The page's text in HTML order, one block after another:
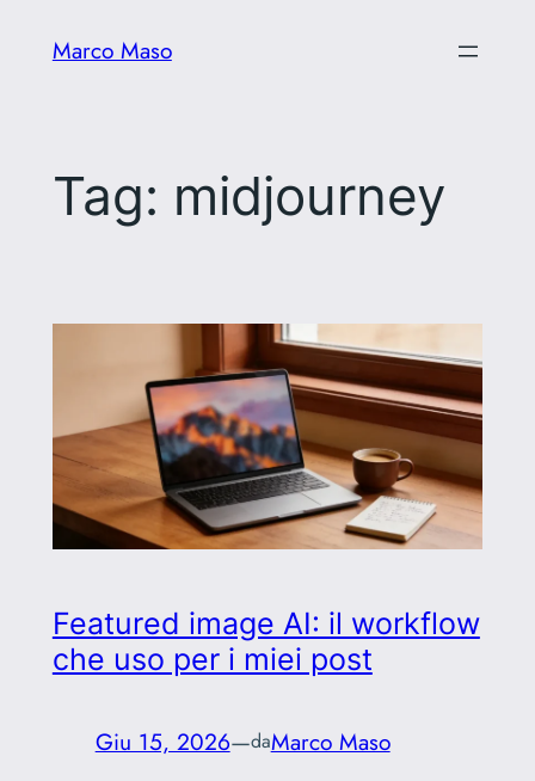
Marco Maso
Tag: midjourney
Featured image AI: il workflow
che uso per i miei post
Giu 15, 2026—daMarco Maso